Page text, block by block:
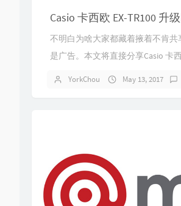
Casio 卡西欧 EX-TR100 升
不明白为啥大家都藏着掖着不肯
是广告。本文将直接分享Casio 卡西
YorkChou May 13, 2017